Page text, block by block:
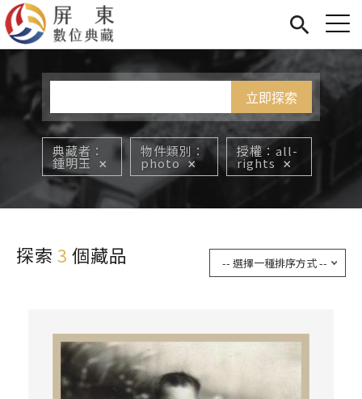
展覽
關於我們
Jump to Main content
您在這裡
典藏者
鍾明玉
物件類別
photo
授權 all-
rights
探索 3 個藏品